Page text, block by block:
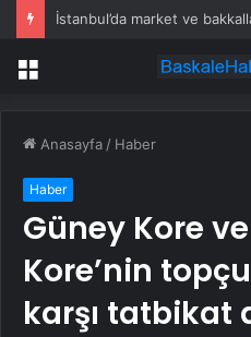
Menü
Anasayfa / Haber
Haber
Güney Kore
Kore’nin
karşı tatbikat